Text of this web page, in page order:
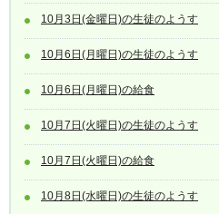
10月3日(金曜日)の生徒のようす
10月6日(月曜日)の生徒のようす
10月6日(月曜日)の給食
10月7日(火曜日)の生徒のようす
10月7日(火曜日)の給食
10月8日(水曜日)の生徒のようす